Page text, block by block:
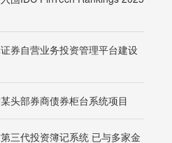
券自营业务投资管理平台建设
头部券商债券柜台系统项目
三代投资簿记系统 已与多家金